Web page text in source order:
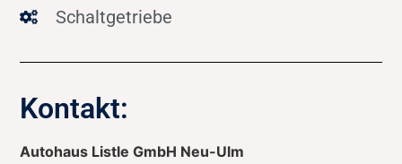
Schaltgetriebe
Kontakt:
Autohaus Listle GmbH Neu-Ulm